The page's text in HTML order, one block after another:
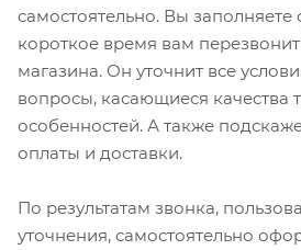
самостоятельно. Вы заполняете
короткое время вам
магазина. Он уточнит все
вопросы, касающиеся качества
особенностей. А также
оплаты и доставки.
По результатам звонка,
уточнения, самостоятельно